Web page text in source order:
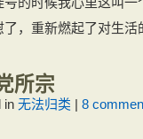
，重新燃起了对生活
所宗
in 无法归类 | 8